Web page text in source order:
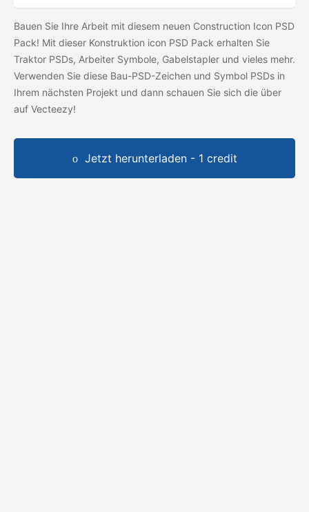
Bauen Sie Ihre Arbeit mit diesem neuen Construction Icon PSD
Pack! Mit dieser Konstruktion icon PSD Pack erhalten Sie
Traktor PSDs, Arbeiter Symbole, Gabelstapler und vieles mehr.
Verwenden Sie diese Bau-PSD-Zeichen und Symbol PSDs in
Ihrem nächsten Projekt und dann schauen Sie sich die über
auf Vecteezy!
Jetzt herunterladen - 1 credit